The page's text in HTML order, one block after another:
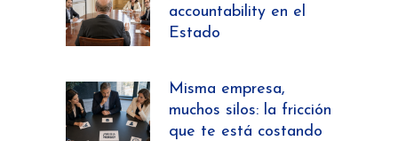
accountability en el
Estado
Misma empresa,
muchos silos: la fricción
que te está costando